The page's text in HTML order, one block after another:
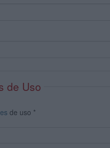
de Uso
de uso *